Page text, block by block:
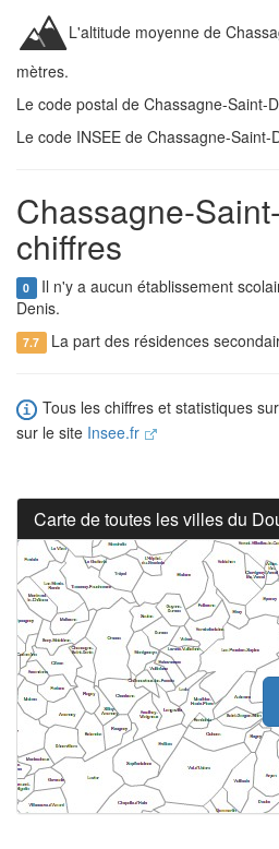
L'altitude moyenne de
mètres.
Le code postal de Chassagne-Saint-
Le code INSEE de Chassagne-Saint-
Chassagne-
chiffres
0 Il n'y a aucun établissement
Denis.
7.7 La part des résidences
Tous les chiffres et statistiques
sur le site Insee.fr
Carte de toutes les villes du